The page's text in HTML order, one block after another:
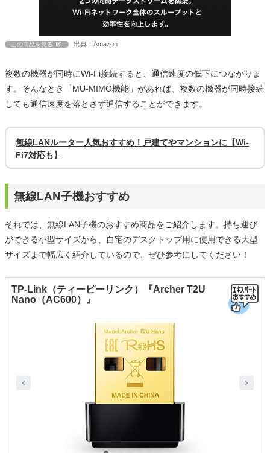
この商品を見る 出典：Amazon
複数の機器が同時にWi-Fi接続すると、通信速度の低下につながりま
す。そんなとき「MU-MIMO機能」があれば、複数の機器が同時接続
しても通信速度を落とさず通信することができます。
無線LANルーター人気おすすめ！戸建てやマンションに【Wi-
Fi7対応も】
無線LAN子機おすすめ
それでは、無線LAN子機のおすすめ商品をご紹介します。持ち運び
ができる小型サイズから、自宅のデスクトップ用に使用できる大型
サイズまで幅広く紹介しているので、ぜひ参考にしてください！
TP-Link（ティーピーリンク）『Archer T2U
Nano（AC600）』